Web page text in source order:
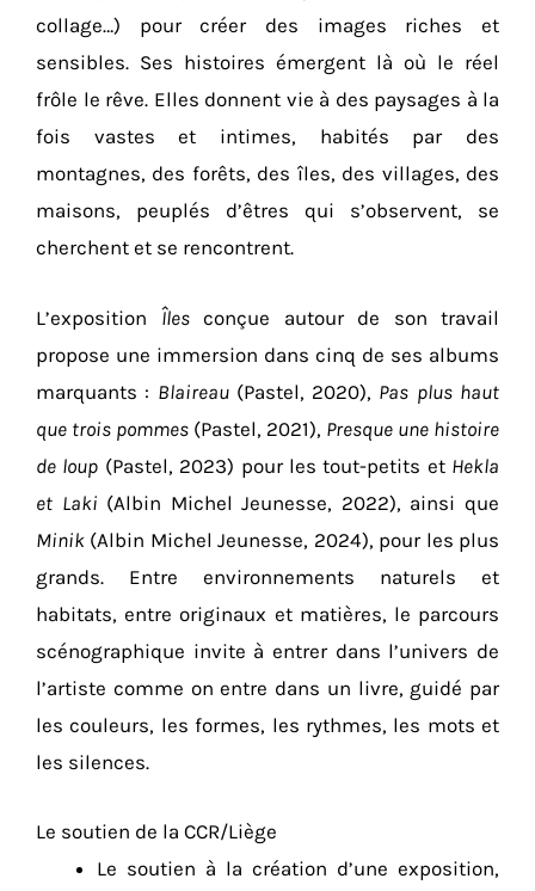
collage…) pour créer des images riches et
sensibles. Ses histoires émergent là où le réel
frôle le rêve. Elles donnent vie à des paysages à la
fois vastes et intimes, habités par des
montagnes, des forêts, des îles, des villages, des
maisons, peuplés d’êtres qui s’observent, se
cherchent et se rencontrent.
L’exposition Îlesconçue autour de son travail
propose une immersion dans cinq de ses albums
marquants : Blaireau(Pastel, 2020), Pas plus haut
que trois pommes (Pastel, 2021), Presque une histoire
de loup (Pastel, 2023) pour les tout-petits et Hekla
et Laki (Albin Michel Jeunesse, 2022), ainsi que
Minik (Albin Michel Jeunesse, 2024), pour les plus
grands. Entre environnements naturels et
habitats, entre originaux et matières, le parcours
scénographique invite à entrer dans l’univers de
l’artiste comme on entre dans un livre, guidé par
les couleurs, les formes, les rythmes, les mots et
les silences.
Le soutien de la CCR/Liège
Le soutien à la création d’une exposition,